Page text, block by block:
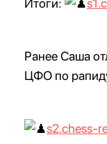
Ранее Саша
ЦФО по
s2.chess-